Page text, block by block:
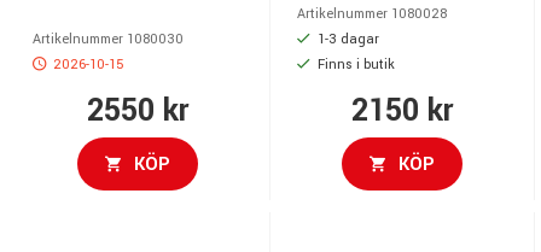
Artikelnummer 1080030
2026-10-15
2550 kr
KÖP
Artikelnummer 1080028
1-3 dagar
Finns i butik
2150 kr
KÖP